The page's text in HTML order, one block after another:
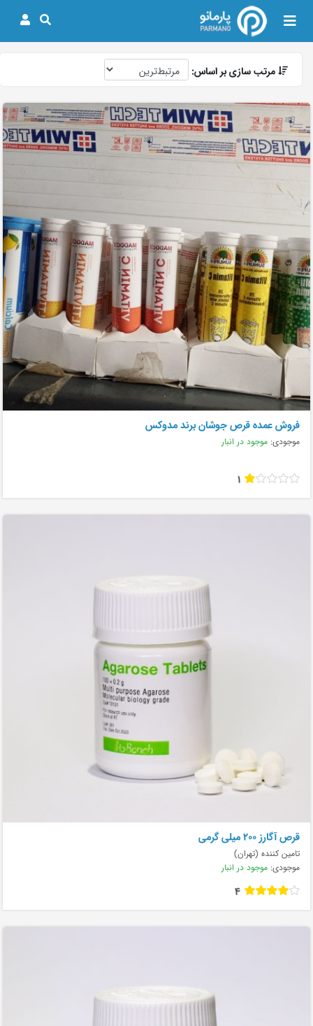
مرتب سازی بر اساس:
فروش عمده قرص جوشان برند مدوکس
موجودی: موجود در انبار
1
قرص آگارز ۲۰۰ میلی گرمی
تامین کننده (تهران)
موجودی: موجود در انبار
4